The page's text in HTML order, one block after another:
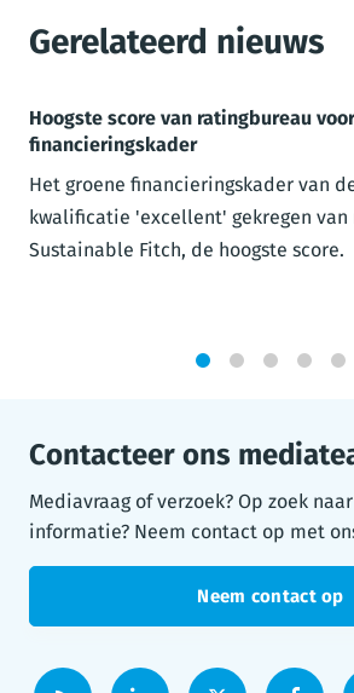
Gerelateerd nieuws
Hoogste score van ratingbureau
financieringskader
Het groene financieringskader van
kwalificatie 'excellent' gekregen van
Sustainable Fitch, de hoogste score.
Contacteer ons
Mediavraag of verzoek? Op zoek
informatie? Neem contact op met
Neem contact op